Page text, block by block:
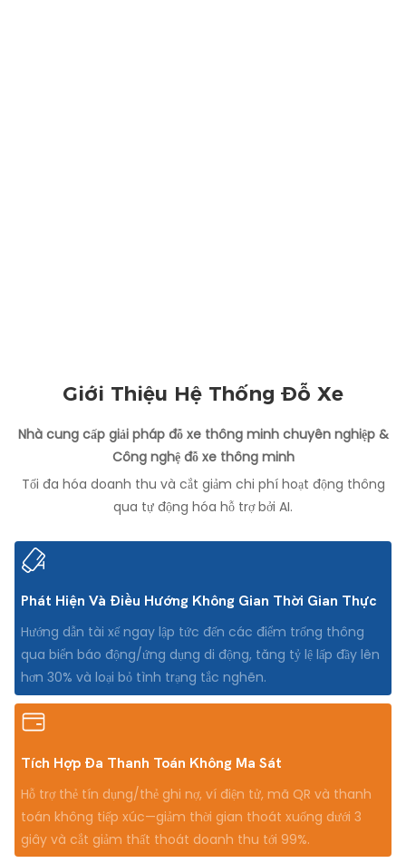
Giới Thiệu Hệ Thống Đỗ Xe
Nhà cung cấp giải pháp đỗ xe thông minh chuyên nghiệp &
Công nghệ đỗ xe thông minh
Tối đa hóa doanh thu và cắt giảm chi phí hoạt động thông
qua tự động hóa hỗ trợ bởi AI.
Phát Hiện Và Điều Hướng Không Gian Thời Gian Thực
Hướng dẫn tài xế ngay lập tức đến các điểm trống thông
qua biển báo động/ứng dụng di động, tăng tỷ lệ lấp đầy lên
hơn 30% và loại bỏ tình trạng tắc nghẽn.
Tích Hợp Đa Thanh Toán Không Ma Sát
Hỗ trợ thẻ tín dụng/thẻ ghi nợ, ví điện tử, mã QR và thanh
toán không tiếp xúc—giảm thời gian thoát xuống dưới 3
giây và cắt giảm thất thoát doanh thu tới 99%.